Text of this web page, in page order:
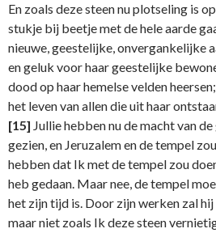
En zoals deze steen nu plotseling is
stukje bij beetje met de hele aarde
nieuwe, geestelijke, onvergankelijke
en geluk voor haar geestelijke
dood op haar hemelse velden
het leven van allen die uit haar
[15] Jullie hebben nu de macht van
gezien, en Jeruzalem en de tempel
hebben dat Ik met de tempel zou
heb gedaan. Maar nee, de tempel
het zijn tijd is. Door zijn werken zal
maar niet zoals Ik deze steen